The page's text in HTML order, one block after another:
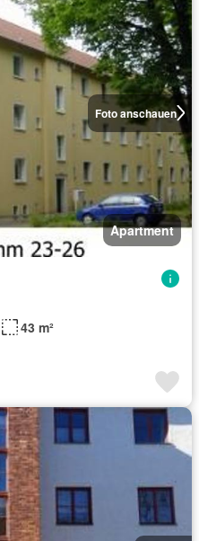
Foto anschauen
Apartment
43 m²